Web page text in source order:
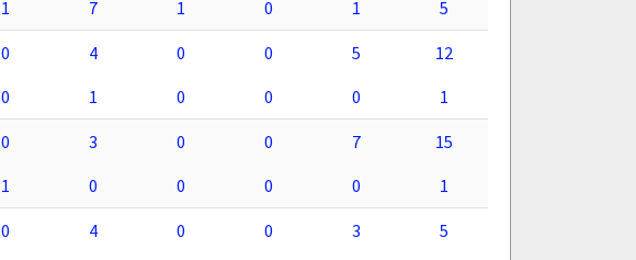
1 7 1 0 1 5
0 4 0 0 5
12
0 1 0 0 0 1
0 3 0 0 7
15
1 0 0 0 0 1
0 4 0 0 3
5